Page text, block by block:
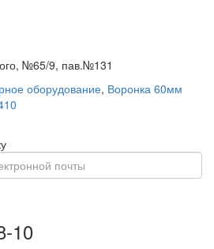
№65/9, пав.№131
оборудование, Воронка 60мм
10